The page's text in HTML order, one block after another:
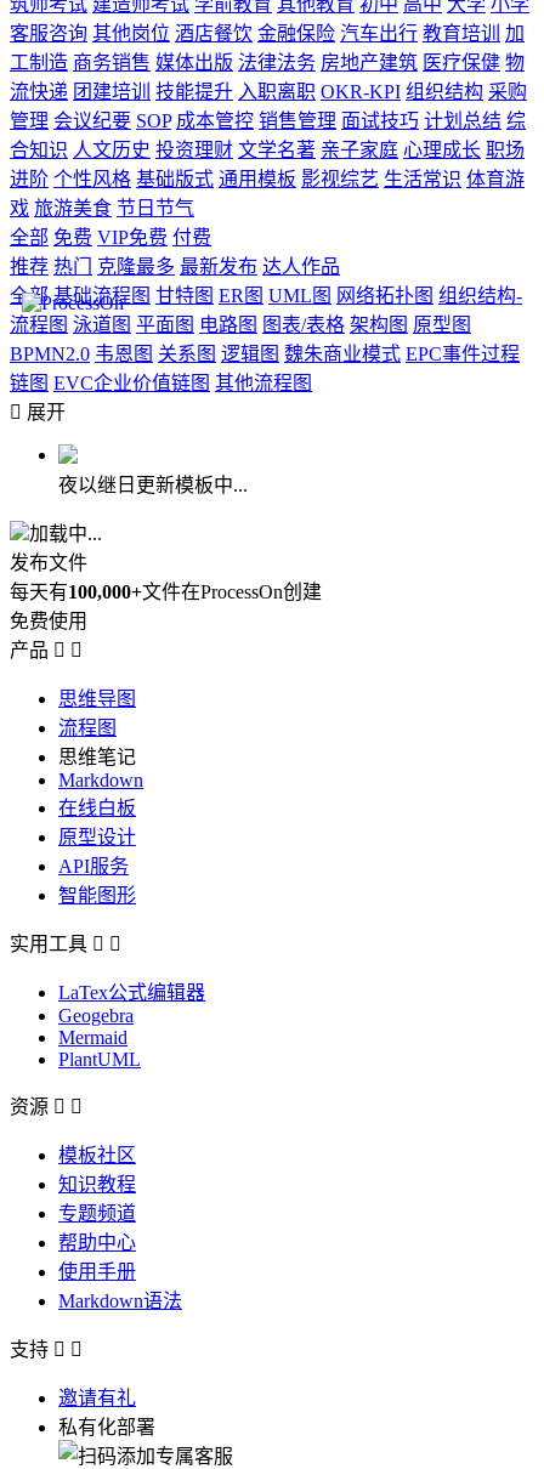
筑师考试 建造师考试 学前教育 其他教育 初中 高中 大学 小学
客服咨询 其他岗位 酒店餐饮 金融保险 汽车出行 教育培训
加
工制造 商务销售 媒体出版 法律法务 房地产建筑 医疗保健 物
流快递 团建培训 技能提升 入职离职 OKR-KPI 组织结构 采购
管理 会议纪要 SOP 成本管控 销售管理 面试技巧 计划总结 综
合知识 人文历史 投资理财 文学名著 亲子家庭 心理成长 职场
进阶 个性风格 基础版式 通用模板 影视综艺 生活常识 体育游
戏 旅游美食 节日节气
全部 免费 VIP免费 付费
推荐 热门 克隆最多 最新发布 达人作品
全部 基础流程图 甘特图 ER图 UML图 网络拓扑图 组织结构-
流程图 泳道图 平面图 电路图 图表/表格 架构图 原型图
BPMN2.0 韦恩图 关系图 逻辑图 魏朱商业模式 EPC事件过程
链图 EVC企业价值链图 其他流程图
 展开
夜以继日更新模板中...
加载中...
发布文件
每天有100,000+文件在ProcessOn创建
免费使用
产品  
思维导图
流程图
思维笔记
Markdown
在线白板
原型设计
API服务
智能图形
实用工具  
LaTex公式编辑器
Geogebra
Mermaid
PlantUML
资源  
模板社区
知识教程
专题频道
帮助中心
使用手册
Markdown语法
支持  
邀请有礼
私有化部署